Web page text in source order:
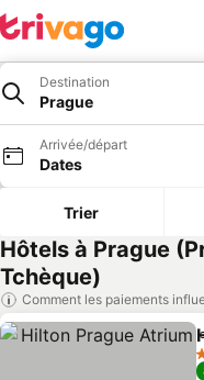
Destination
Prague
Arrivée/départ
Dates
Trier
Hôtels à Prague
Tchèque)
Comment les paiements